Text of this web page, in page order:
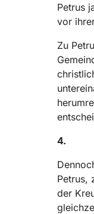
Petrus
vor
Zu
4.
Petrus,
der